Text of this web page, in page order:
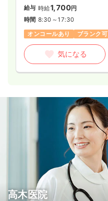
給与 時給1,700円
時間 8:30～17:30
オンコールあり
ブランク可
気になる
高木医院